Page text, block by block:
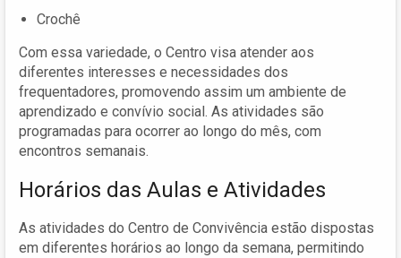
Crochê
Com essa variedade, o Centro visa atender aos
diferentes interesses e necessidades dos
frequentadores, promovendo assim um ambiente de
aprendizado e convívio social. As atividades são
programadas para ocorrer ao longo do mês, com
encontros semanais.
Horários das Aulas e Atividades
As atividades do Centro de Convivência estão dispostas
em diferentes horários ao longo da semana, permitindo